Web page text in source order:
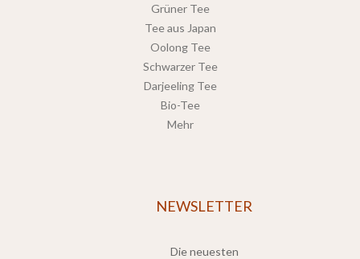
Grüner Tee
Tee aus Japan
Oolong Tee
Schwarzer Tee
Darjeeling Tee
Bio-Tee
Mehr
NEWSLETTER
Die neuesten